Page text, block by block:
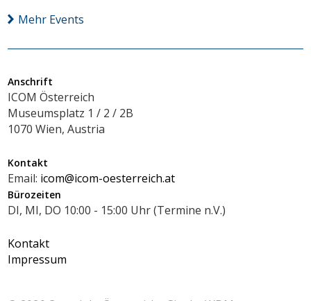
Mehr Events
Anschrift
ICOM Österreich
Museumsplatz 1 / 2 / 2B
1070 Wien, Austria
Kontakt
Email: icom@icom-oesterreich.at
Bürozeiten
DI, MI, DO 10:00 - 15:00 Uhr (Termine n.V.)
Kontakt
Impressum